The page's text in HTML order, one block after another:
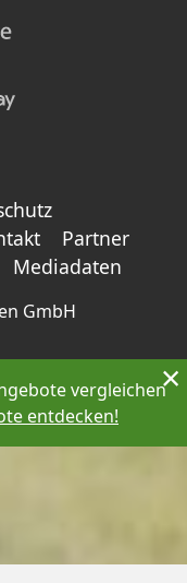
Partner
Mediadaten
GmbH
vergleichen
entdecken!
×